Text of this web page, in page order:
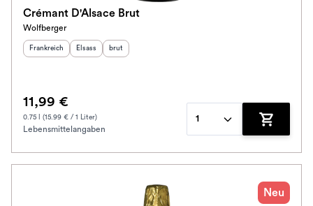
Crémant D'Alsace Brut
Wolfberger
Herkunftsland
Frankreich Herkunftsregion
Elsass Geschmack
brut
11,99 €
0.75 l (15.99 € / 1 Liter)
Lebensmittelangaben
1
Zum
Neu